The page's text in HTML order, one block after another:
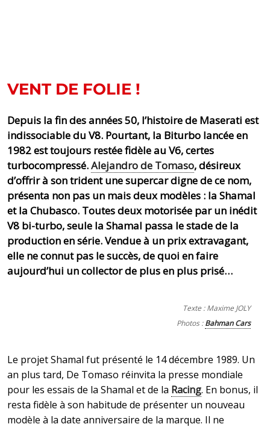
VENT DE FOLIE !
Depuis la fin des années 50, l’histoire de Maserati est
indissociable du V8. Pourtant, la Biturbo lancée en
1982 est toujours restée fidèle au V6, certes
turbocompressé.Alejandro de Tomaso, désireux
d’offrir à son trident une supercar digne de ce nom,
présenta non pas un mais deux modèles : la Shamal
et la Chubasco. Toutes deux motorisée par un inédit
V8 bi-turbo, seule la Shamal passa le stade de la
production en série. Vendue à un prix extravagant,
elle ne connut pas le succès, de quoi en faire
aujourd’hui un collector de plus en plus prisé…
Texte : Maxime JOLY
Photos :Bahman Cars
Le projet Shamal fut présenté le 14 décembre 1989. Un
an plus tard, De Tomaso réinvita la presse mondiale
pour les essais de la Shamal et de la Racing. En bonus, il
resta fidèle à son habitude de présenter un nouveau
modèle à la date anniversaire de la marque. Il ne